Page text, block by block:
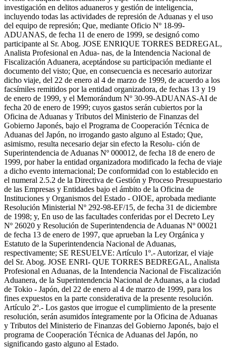
investigación en delitos aduaneros y gestión de inteligencia,
incluyendo todas las actividades de represión de Aduanas y el uso
del equipo de represión; Que, mediante Oficio Nº 18-99-
ADUANAS, de fecha 11 de enero de 1999, se designó como
participante al Sr. Abog. JOSE ENRIQUE TORRES BEDREGAL,
Analista Profesional en Adua- nas, de la Intendencia Nacional de
Fiscalización Aduanera, aceptándose su participación mediante el
documento del visto; Que, en consecuencia es necesario autorizar
dicho viaje, del 22 de enero al 4 de marzo de 1999, de acuerdo a los
facsímiles remitidos por la entidad organizadora, de fechas 13 y 19
de enero de 1999, y el Memorándum Nº 30-99-ADUANAS-AI de
fecha 20 de enero de 1999; cuyos gastos serán cubiertos por la
Oficina de Aduanas y Tributos del Ministerio de Finanzas del
Gobierno Japonés, bajo el Programa de Cooperación Técnica de
Aduanas del Japón, no irrogando gasto alguno al Estado; Que,
asimismo, resulta necesario dejar sin efecto la Resolu- ción de
Superintendencia de Aduanas Nº 000012, de fecha 18 de enero de
1999, por haber la entidad organizadora modificado la fecha de viaje
a dicho evento internacional; De conformidad con lo establecido en
el numeral 2.5.2 de la Directiva de Gestión y Proceso Presupuestario
de las Empresas y Entidades bajo el ámbito de la Oficina de
Instituciones y Organismos del Estado - OIOE, aprobada mediante
Resolución Ministerial Nº 292-98-EF/15, de fecha 31 de diciembre
de 1998; y, En uso de las facultades conferidas por el Decreto Ley
Nº 26020 y Resolución de Superintendencia de Aduanas Nº 00021
de fecha 13 de enero de 1997, que aprueban la Ley Orgánica y
Estatuto de la Superintendencia Nacional de Aduanas,
respectivamente; SE RESUELVE: Artículo 1º.- Autorizar, el viaje
del Sr. Abog. JOSE ENRI- QUE TORRES BEDREGAL, Analista
Profesional en Aduanas, de la Intendencia Nacional de Fiscalización
Aduanera, de la Superintendencia Nacional de Aduanas, a la ciudad
de Tokio - Japón, del 22 de enero al 4 de marzo de 1999, para los
fines expuestos en la parte considerativa de la presente resolución.
Artículo 2º.- Los gastos que irrogue el cumplimiento de la presente
resolución, serán asumidos íntegramente por la Oficina de Aduanas
y Tributos del Ministerio de Finanzas del Gobierno Japonés, bajo el
programa de Cooperación Técnica de Aduanas del Japón, no
significando gasto alguno al Estado.